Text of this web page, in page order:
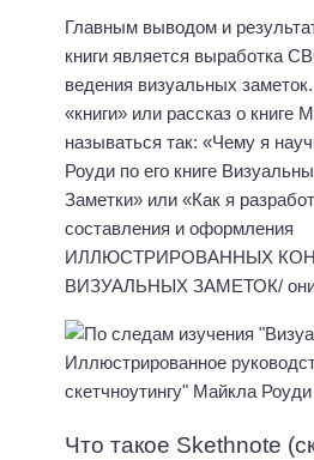
Главным выводом и
книги является выработка
ведения визуальных
«книги» или рассказ о книге
называться так: «Чему я
Роуди по его книге
Заметки» или «Как я
составления и оформления
ИЛЛЮСТРИРОВАННЫХ
ВИЗУАЛЬНЫХ ЗАМЕТОК/
Что такое Skethnote